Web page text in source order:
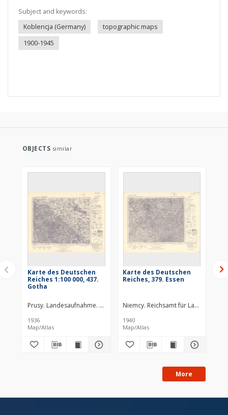
Subject and keywords:
Koblencja (Germany)
topographic maps
1900-1945
OBJECTS similar
Karte des Deutschen
Reiches 1:100 000, 437.
Gotha
Prusy. Landesaufnahme. Redaktor Niemcy. Reichsamt für
1936
Map/Atlas
Karte des Deutschen
Reiches, 379. Essen
Niemcy. Reichsamt für
1940
Map/Atlas
More